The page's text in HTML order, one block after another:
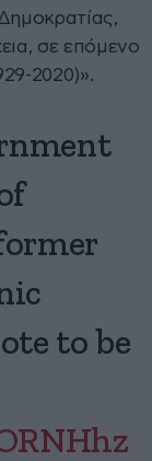
σε επόμενο
2020)».
to be